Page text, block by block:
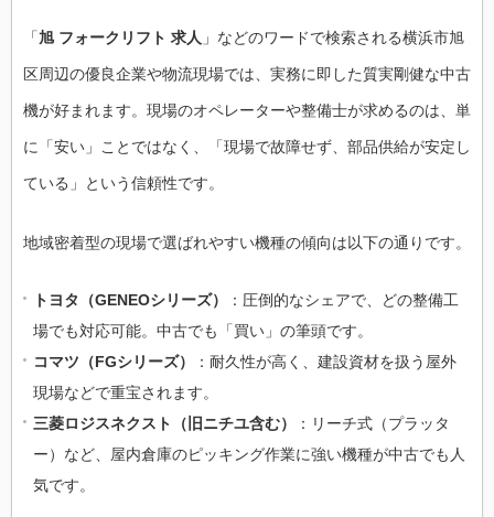
「旭 フォークリフト 求人 」などのワードで検索される横浜市旭
区周辺の優良企業や物流現場では、実務に即した質実剛健な中古
機が好まれます。現場のオペレーターや整備士が求めるのは、単
に「安い」ことではなく、「現場で故障せず、部品供給が安定し
ている」という信頼性です。
地域密着型の現場で選ばれやすい機種の傾向は以下の通りです。
トヨタ（GENEOシリーズ）
：圧倒的なシェアで、どの整備工
場でも対応可能。中古でも「買い」の筆頭です。
コマツ（FGシリーズ）
：耐久性が高く、建設資材を扱う屋外
現場などで重宝されます。
三菱ロジスネクスト（旧ニチユ含む）
：リーチ式（プラッタ
ー）など、屋内倉庫のピッキング作業に強い機種が中古でも人
気です。